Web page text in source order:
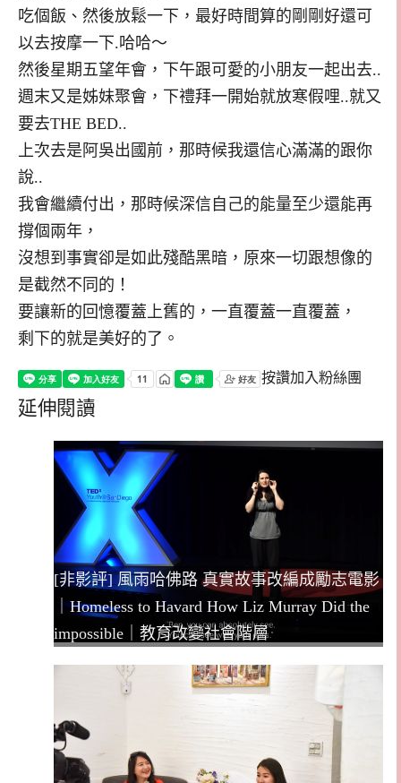
吃個飯、然後放鬆一下，最好時間算的剛剛好還可
以去按摩一下.哈哈～
然後星期五望年會，下午跟可愛的小朋友一起出去..
週末又是姊妹聚會，下禮拜一開始就放寒假哩..就又
要去THE BED..
上次去是阿吳出國前，那時候我還信心滿滿的跟你
說..
我會繼續付出，那時候深信自己的能量至少還能再
撐個兩年，
沒想到事實卻是如此殘酷黑暗，原來一切跟想像的
是截然不同的！
要讓新的回憶覆蓋上舊的，一直覆蓋一直覆蓋，
剩下的就是美好的了。
按讚加入粉絲團
延伸閱讀
[非影評] 風雨哈佛路 真實故事改編成勵志電影
｜Homeless to Havard How Liz Murray Did the
impossible｜教育改變社會階層